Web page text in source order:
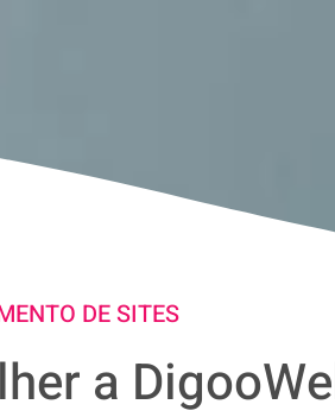
DE SITES
a